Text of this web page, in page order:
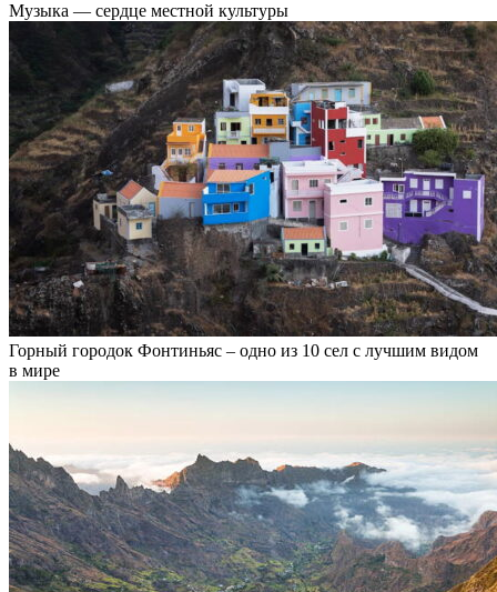
Музыка — сердце местной культуры
Горный городок Фонтиньяс – одно из 10 сел с лучшим видом
в мире